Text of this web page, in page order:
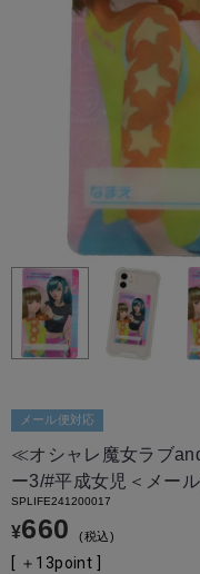
メール便対応
≪オシャレ魔女ラブ
ー3/#平成女児＜メー
SPLIFE241200017
¥660 税込
[ ＋ 13point ]